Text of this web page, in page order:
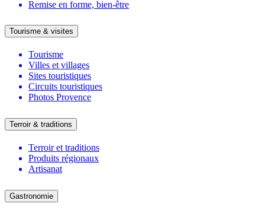
Remise en forme, bien-être
Tourisme & visites
Tourisme
Villes et villages
Sites touristiques
Circuits touristiques
Photos Provence
Terroir & traditions
Terroir et traditions
Produits régionaux
Artisanat
Gastronomie